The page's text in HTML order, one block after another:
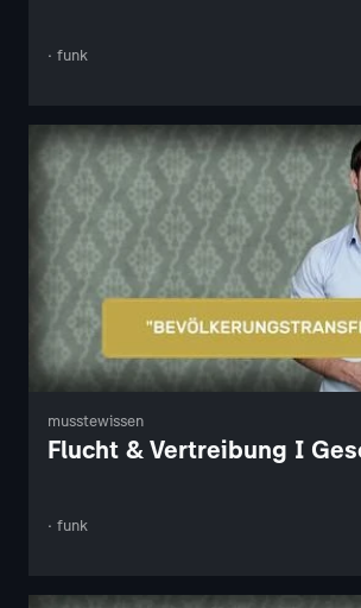
· funk
musstewissen
Flucht & Vertreibung I
· funk